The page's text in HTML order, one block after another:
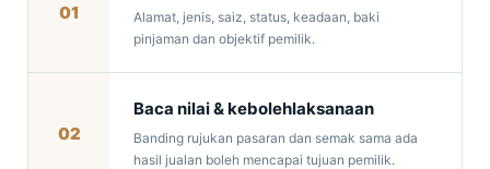
01
Alamat, jenis, saiz, status, keadaan, baki
pinjaman dan objektif pemilik.
02
Baca nilai & kebolehlaksanaan
Banding rujukan pasaran dan semak sama ada
hasil jualan boleh mencapai tujuan pemilik.